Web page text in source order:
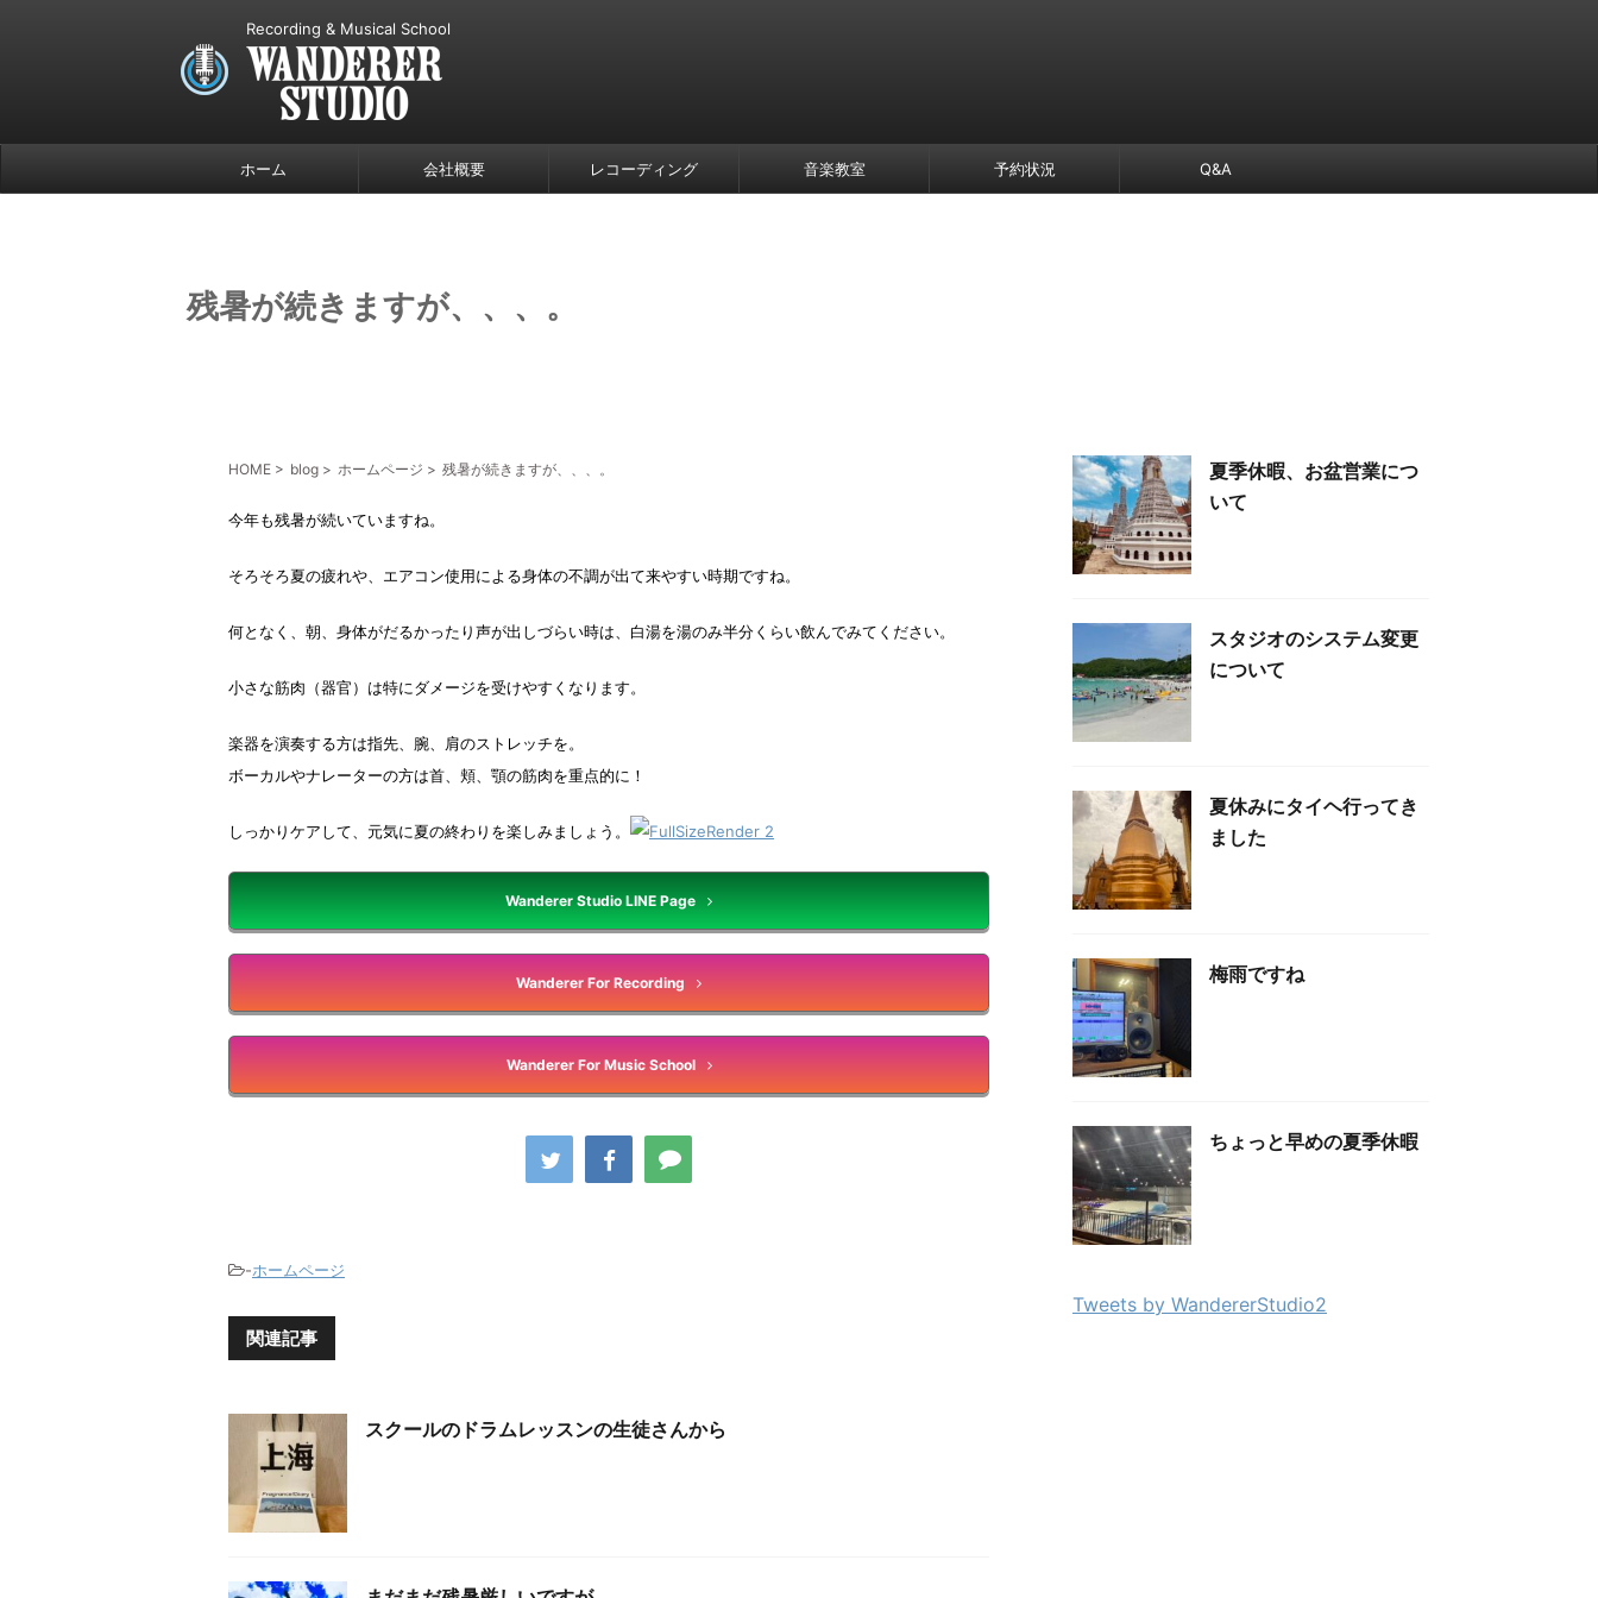
Recording & Musical School
ホーム 会社概要 レコーディング 音楽教室 予約状況 Q&A
残暑が続きますが、、、。
HOME > blog > ホームページ > 残暑が続きますが、、、。
今年も残暑が続いていますね。
そろそろ夏の疲れや、エアコン使用による身体の不調が出て来やすい時期ですね。
何となく、朝、身体がだるかったり声が出しづらい時は、白湯を湯のみ半分くらい飲んでみてください。
小さな筋肉（器官）は特にダメージを受けやすくなります。
楽器を演奏する方は指先、腕、肩のストレッチを。
ボーカルやナレーターの方は首、頬、顎の筋肉を重点的に！
しっかりケアして、元気に夏の終わりを楽しみましょう。
Wanderer Studio LINE Page
Wanderer For Recording
Wanderer For Music School
-ホームページ
関連記事
スクールのドラムレッスンの生徒さんから
夏季休暇、お盆営業につ
いて
スタジオのシステム変更
について
夏休みにタイヘ行ってき
ました
梅雨ですね
ちょっと早めの夏季休暇
Tweets by WandererStudio2